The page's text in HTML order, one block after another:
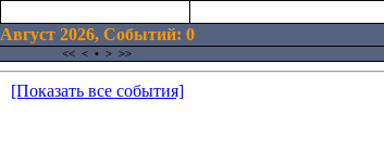
Август 2026, Cобытий: 0
<< < • > >>
[Показать все события]